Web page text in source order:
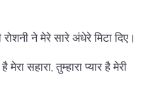
ने मेरे सारे अंधेरे मिटा दिए।
मेरा सहारा, तुम्हारा प्यार है मेरी